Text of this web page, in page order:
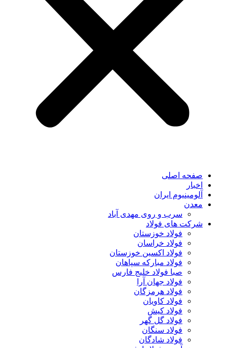
صفحه اصلی
اخبار
آلومینیوم ایران
معدن
سرب و روی مهدی آباد
شرکت های فولاد
فولاد خوزستان
فولاد خراسان
فولاد اکسین خوزستان
فولاد مبارکه سپاهان
صبا فولاد خلیج فارس
فولاد جهان آرا
فولاد هرمزگان
فولاد کاویان
فولاد کیش
فولاد گل گهر
فولاد سنگان
فولاد شادگان